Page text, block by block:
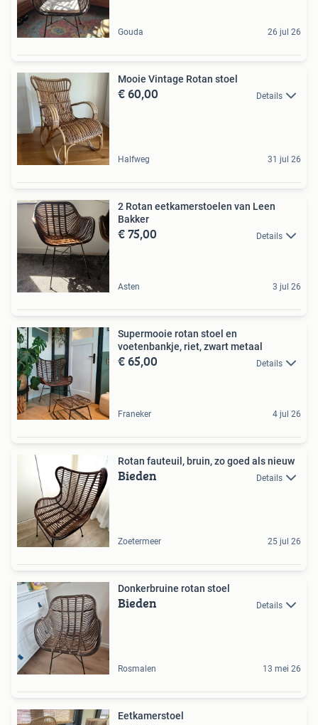
Gouda 26 jul 26
Mooie Vintage Rotan stoel
€ 60,00 Details
Halfweg 31 jul 26
2 Rotan eetkamerstoelen van Leen
Bakker
€ 75,00 Details
Asten 3 jul 26
Supermooie rotan stoel en
voetenbankje, riet, zwart metaal
€ 65,00 Details
Franeker 4 jul 26
Rotan fauteuil, bruin, zo goed als nieuw
Bieden Details
Zoetermeer 25 jul 26
Donkerbruine rotan stoel
Bieden Details
Rosmalen 13 mei 26
Eetkamerstoel